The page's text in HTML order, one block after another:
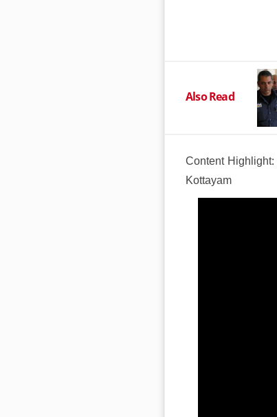
Also Read
Content Highlight:
Kottayam